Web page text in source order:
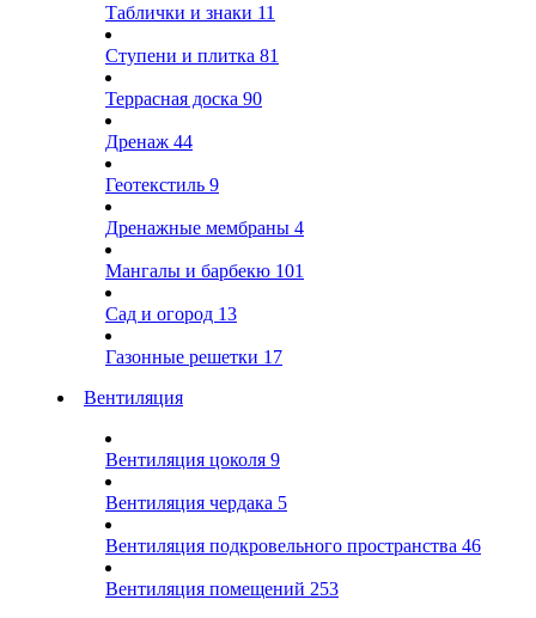
Таблички и знаки 11
Ступени и плитка 81
Террасная доска 90
Дренаж 44
Геотекстиль 9
Дренажные мембраны 4
Мангалы и барбекю 101
Сад и огород 13
Газонные решетки 17
Вентиляция
Вентиляция цоколя 9
Вентиляция чердака 5
Вентиляция подкровельного пространства 46
Вентиляция помещений 253